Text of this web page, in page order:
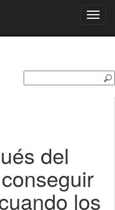
del
los